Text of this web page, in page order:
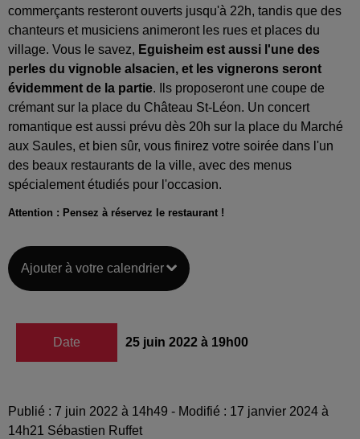
commerçants resteront ouverts jusqu'à 22h, tandis que des
chanteurs et musiciens animeront les rues et places du
village. Vous le savez, Eguisheim est aussi l'une des
perles du vignoble alsacien, et les vignerons seront
évidemment de la partie. Ils proposeront une coupe de
crémant sur la place du Château St-Léon. Un concert
romantique est aussi prévu dès 20h sur la place du Marché
aux Saules, et bien sûr, vous finirez votre soirée dans l'un
des beaux restaurants de la ville, avec des menus
spécialement étudiés pour l'occasion.
Attention : Pensez à réservez le restaurant !
Ajouter à votre calendrier
Date 25 juin 2022 à 19h00
Publié : 7 juin 2022 à 14h49 - Modifié : 17 janvier 2024 à
14h21 Sébastien Ruffet